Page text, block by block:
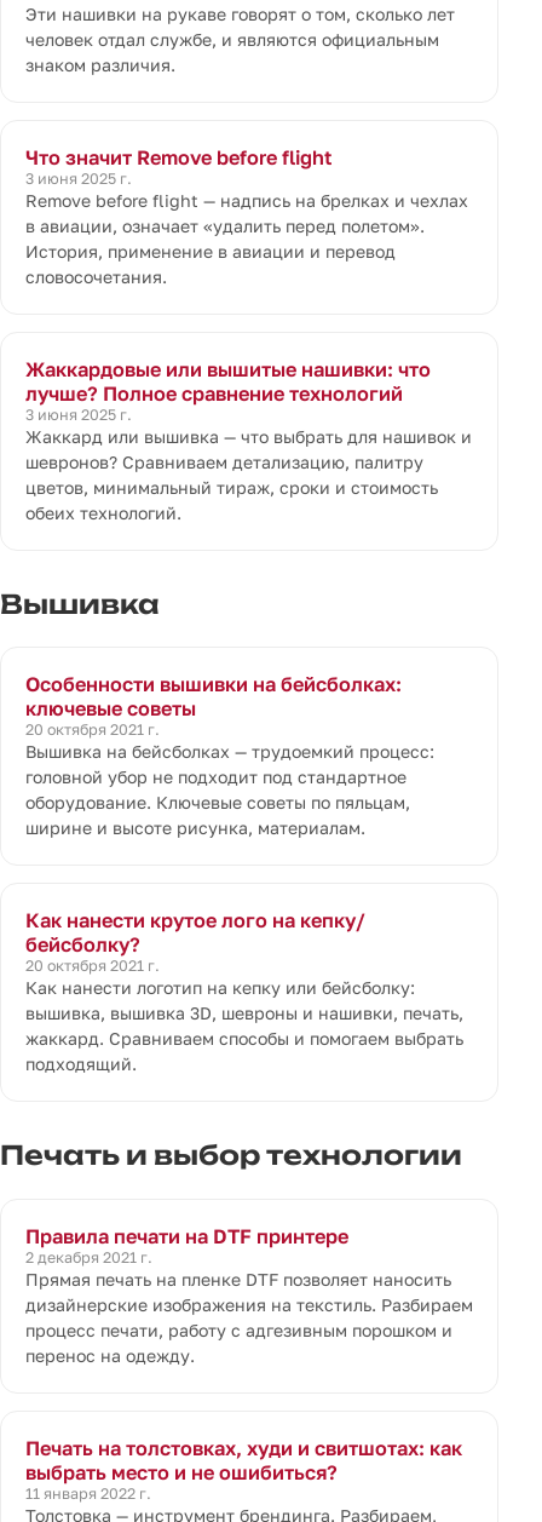
Эти нашивки на рукаве говорят о том, сколько лет
человек отдал службе, и являются официальным
знаком различия.
Что значит Remove before flight
3 июня 2025 г.
Remove before flight — надпись на брелках и чехлах
в авиации, означает «удалить перед полетом».
История, применение в авиации и перевод
словосочетания.
Жаккардовые или вышитые нашивки: что
лучше? Полное сравнение технологий
3 июня 2025 г.
Жаккард или вышивка — что выбрать для нашивок и
шевронов? Сравниваем детализацию, палитру
цветов, минимальный тираж, сроки и стоимость
обеих технологий.
Вышивка
Особенности вышивки на бейсболках:
ключевые советы
20 октября 2021 г.
Вышивка на бейсболках — трудоемкий процесс:
головной убор не подходит под стандартное
оборудование. Ключевые советы по пяльцам,
ширине и высоте рисунка, материалам.
Как нанести крутое лого на кепку/
бейсболку?
20 октября 2021 г.
Как нанести логотип на кепку или бейсболку:
вышивка, вышивка 3D, шевроны и нашивки, печать,
жаккард. Сравниваем способы и помогаем выбрать
подходящий.
Печать и выбор технологии
Правила печати на DTF принтере
2 декабря 2021 г.
Прямая печать на пленке DTF позволяет наносить
дизайнерские изображения на текстиль. Разбираем
процесс печати, работу с адгезивным порошком и
перенос на одежду.
Печать на толстовках, худи и свитшотах: как
выбрать место и не ошибиться?
11 января 2022 г.
Толстовка — инструмент брендинга. Разбираем,